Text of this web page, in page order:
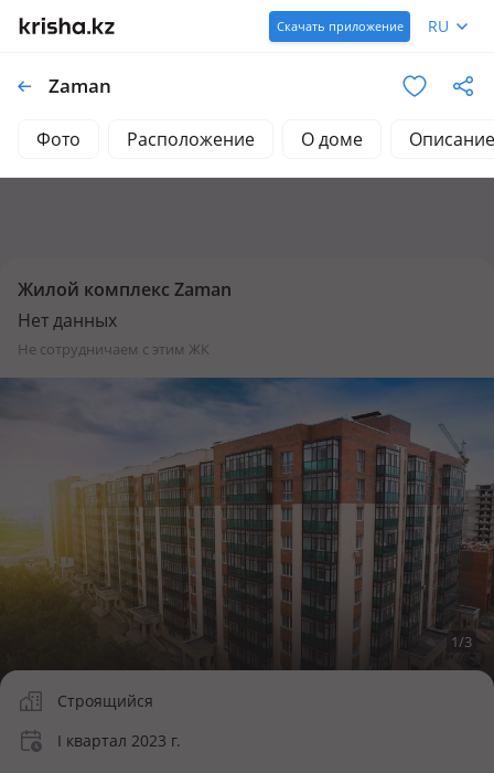
Скачать приложение RU
Zaman
Фото Расположение О доме Описание
Жилой комплекс Zaman
Нет данных
не сотрудничаем с этим ЖК
1/3
Строящийся
I квартал 2023 г.